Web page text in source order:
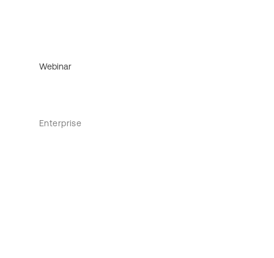
Webinar
Enterprise